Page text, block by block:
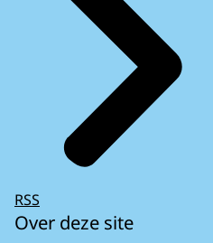
RSS
Over deze site